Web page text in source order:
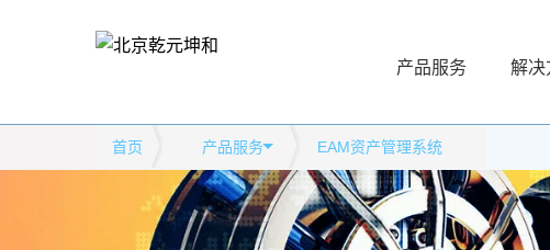
产品服务 解决
首页 产品服务 EAM资产管理系统